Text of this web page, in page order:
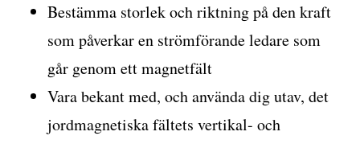
Bestämma storlek och riktning på den kraft
som påverkar en strömförande ledare som
går genom ett magnetfält
Vara bekant med, och använda dig utav, det
jordmagnetiska fältets vertikal- och